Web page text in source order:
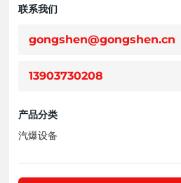
联系我们
gongshen@gongshen.cn
13903730208
产品分类
汽爆设备